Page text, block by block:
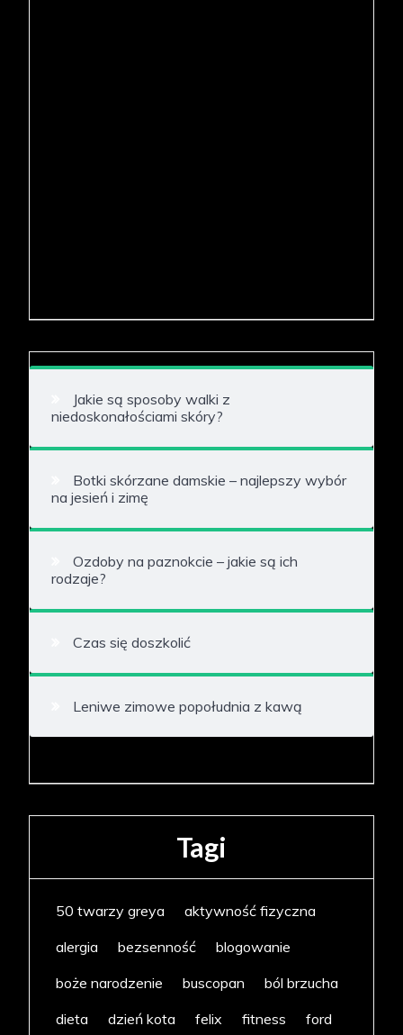
Jakie są sposoby walki z
niedoskonałościami skóry?
Botki skórzane damskie – najlepszy wybór
na jesień i zimę
Ozdoby na paznokcie – jakie są ich
rodzaje?
Czas się doszkolić
Leniwe zimowe popołudnia z kawą
Tagi
50 twarzy greya
aktywność fizyczna
alergia
bezsenność
blogowanie
boże narodzenie
buscopan
ból brzucha
dieta
dzień kota felix fitness ford